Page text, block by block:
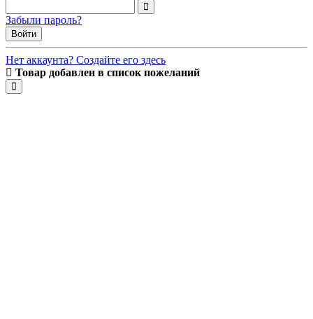
Забыли пароль?
Войти
Нет аккаунта? Создайте его здесь
Товар добавлен в список пожеланий